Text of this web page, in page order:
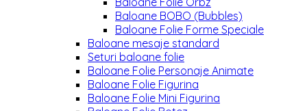
Baloane BOBO (Bubbles)
Baloane Folie Forme Speciale
Baloane mesaje standard
Seturi baloane folie
Baloane Folie Personaje Animate
Baloane Folie Figurina
Baloane Folie Mini Figurina